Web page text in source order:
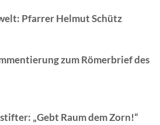
Pfarrer Helmut Schütz
zum Römerbrief des
„Gebt Raum dem Zorn!“